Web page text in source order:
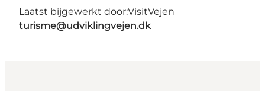
Laatst bijgewerkt door:VisitVejen
turisme@udviklingvejen.dk